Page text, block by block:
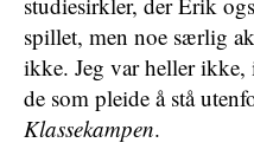
spillet, men noe særlig
ikke. Jeg var heller
de som pleide å stå
Klassekampen.